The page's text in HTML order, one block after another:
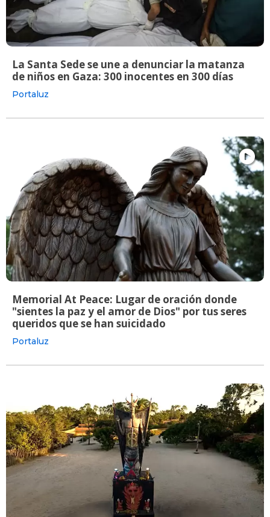
La Santa Sede se une a denunciar la matanza
de niños en Gaza: 300 inocentes en 300 días
Portaluz
Memorial At Peace: Lugar de oración donde
"sientes la paz y el amor de Dios" por tus seres
queridos que se han suicidado
Portaluz